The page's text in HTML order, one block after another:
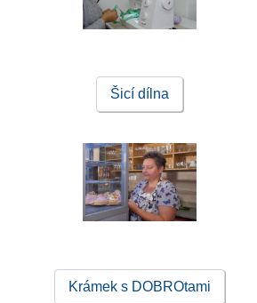
Šicí dílna
Krámek s DOBROtami